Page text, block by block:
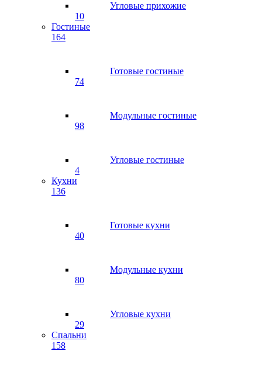
Угловые прихожие
10
Гостиные
164
Готовые гостиные
74
Модульные гостиные
98
Угловые гостиные
4
Кухни
136
Готовые кухни
40
Модульные кухни
80
Угловые кухни
29
Спальни
158